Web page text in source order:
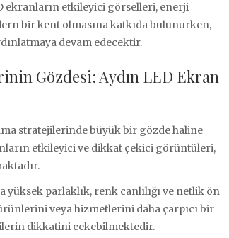
ekranların etkileyici görselleri, enerji
bir kent olmasına katkıda bulunurken,
devam edecektir.
Gözdesi: Aydın LED Ekran
stratejilerinde büyük bir gözde haline
etkileyici ve dikkat çekici görüntüleri,
parlaklık, renk canlılığı ve netlik ön
veya hizmetlerini daha çarpıcı bir
dikkatini çekebilmektedir.